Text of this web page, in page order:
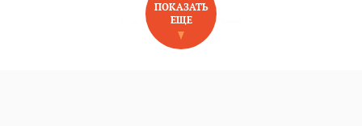
НОВОЕ НА САЙТЕ
ПОКАЗАТЬ
ЕЩЕ